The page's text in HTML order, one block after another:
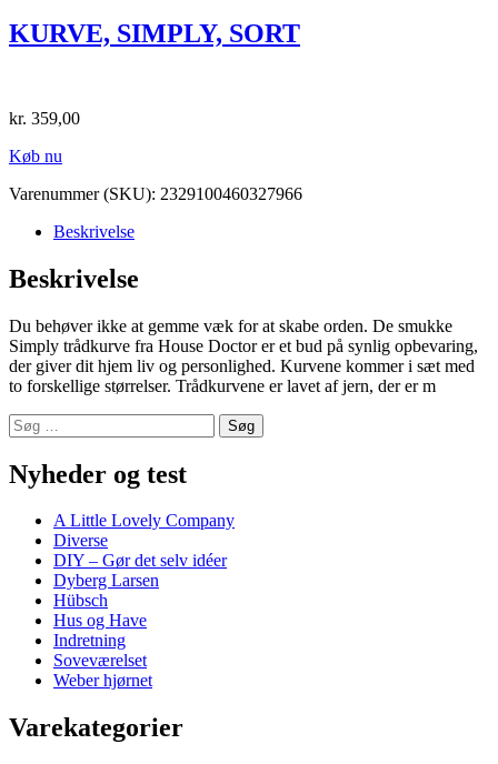
KURVE, SIMPLY, SORT
kr. 359,00
Køb nu
Varenummer (SKU): 2329100460327966
Beskrivelse
Beskrivelse
Du behøver ikke at gemme væk for at skabe orden. De smukke
Simply trådkurve fra House Doctor er et bud på synlig opbevaring,
der giver dit hjem liv og personlighed. Kurvene kommer i sæt med
to forskellige størrelser. Trådkurvene er lavet af jern, der er m
Søg
efter:
Nyheder og test
A Little Lovely Company
Diverse
DIY – Gør det selv idéer
Dyberg Larsen
Hübsch
Hus og Have
Indretning
Soveværelset
Weber hjørnet
Varekategorier